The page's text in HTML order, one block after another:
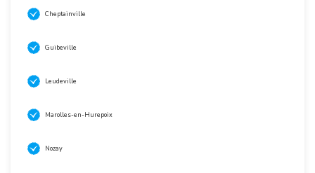
Cheptainville
Guibeville
Leudeville
Marolles-en-Hurepoix
Nozay